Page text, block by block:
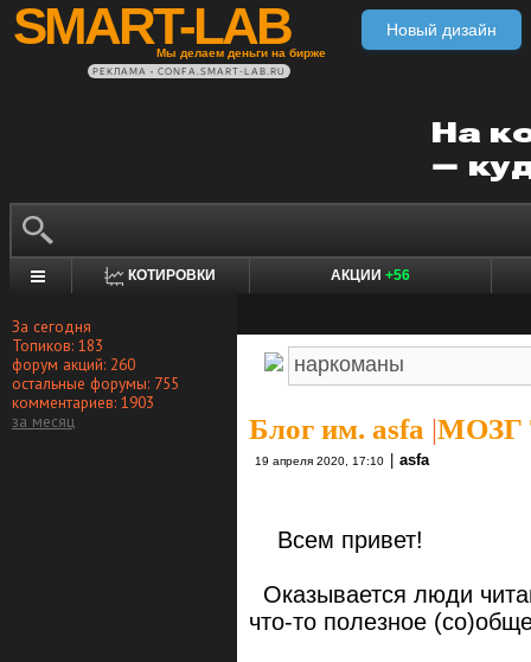
SMART-LAB
Мы делаем деньги на бирже
Новый дизайн
РЕКЛАМА • CONFA.SMART-LAB.RU
КОТИРОВКИ АКЦИИ +56
За сегодня
Топиков: 183
форум акций: 260
остальные форумы: 755
комментариев: 1903
за месяц
Блог им. asfa |МОЗГ
19 апреля 2020, 17:10 asfa
Всем привет!
Оказывается люди
что-то полезное